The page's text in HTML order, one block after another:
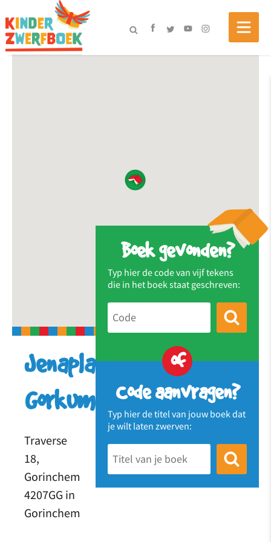
Boek gevonden?
Typ hier de code van vijf tekens
die in het boek staat geschreven:
of
Code aanvragen?
Typ hier de titel van jouw boek dat
je wilt laten zwerven:
Jenaplanschool
Gorkum
Traverse
18,
Gorinchem
4207GG in
Gorinchem